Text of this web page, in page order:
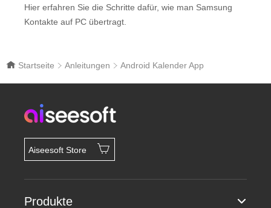
Hier erfahren Sie die Schritte dafür, wie man Samsung
Kontakte auf PC übertragt.
Startseite Anleitungen Android Kalender App
Aiseesoft Store
Produkte